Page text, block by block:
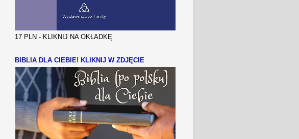
17 PLN - KLIKNIJ NA OKŁADKĘ
BIBLIA DLA CIEBIE! KLIKNIJ W ZDJĘCIE